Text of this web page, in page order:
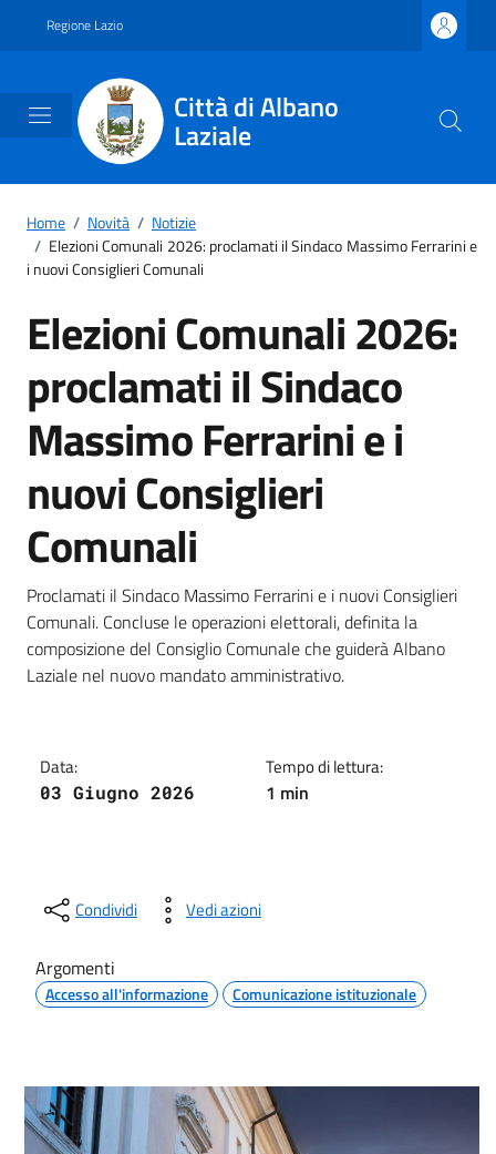
Regione Lazio
Città di Albano
Laziale
Home / Novità / Notizie
/ Elezioni Comunali 2026: proclamati il Sindaco Massimo Ferrarini e
i nuovi Consiglieri Comunali
Elezioni Comunali 2026:
proclamati il Sindaco
Massimo Ferrarini e i
nuovi Consiglieri
Comunali
Dettagli della notizia
Proclamati il Sindaco Massimo Ferrarini e i nuovi Consiglieri
Comunali. Concluse le operazioni elettorali, definita la
composizione del Consiglio Comunale che guiderà Albano
Laziale nel nuovo mandato amministrativo.
Data:
03 Giugno 2026
Tempo di lettura:
1 min
Condividi Vedi azioni
Argomenti
Accesso all'informazione Comunicazione istituzionale